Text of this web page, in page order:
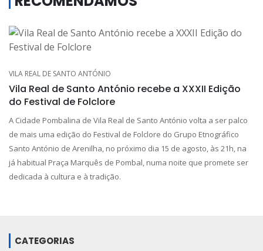
VILA REAL DE SANTO ANTÓNIO
Vila Real de Santo António recebe a XXXII Edição
do Festival de Folclore
A Cidade Pombalina de Vila Real de Santo António volta a ser palco
de mais uma edição do Festival de Folclore do Grupo Etnográfico
Santo António de Arenilha, no próximo dia 15 de agosto, às 21h, na
já habitual Praça Marquês de Pombal, numa noite que promete ser
dedicada à cultura e à tradição.
CATEGORIAS